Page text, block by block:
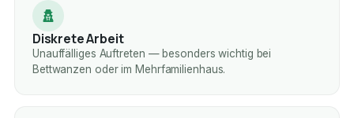
Diskrete Arbeit
Unauffälliges Auftreten — besonders wichtig bei
Bettwanzen oder im Mehrfamilienhaus.